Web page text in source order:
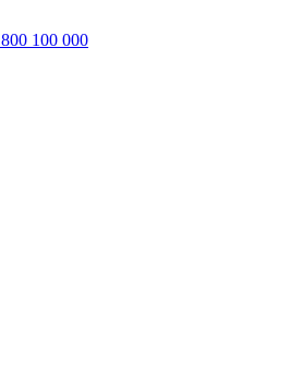
800 100 000